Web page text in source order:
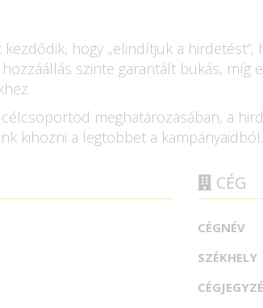
hogy „elindítjuk a hirdetést”,
hozzáállás szinte garantált bukás,
meghatározásában, a
kihozni a legtöbbet a kampányaidból.
CÉG
CÉGNÉV
SZÉKHELY